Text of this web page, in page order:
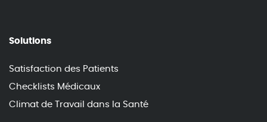
Solutions
Satisfaction des Patients
Checklists Médicaux
Climat de Travail dans la Santé